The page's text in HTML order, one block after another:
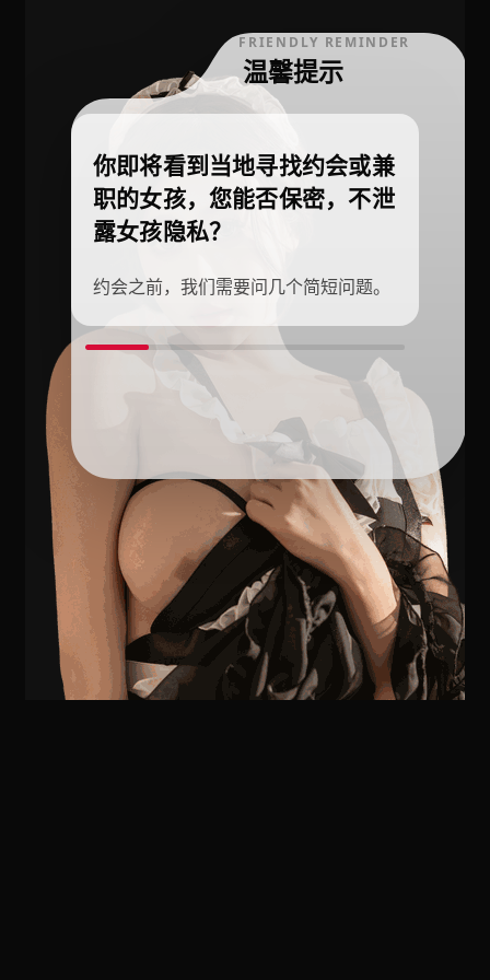
FRIENDLY REMINDER
温馨提示
你即将看到当地寻找约会或兼
职的女孩，您能否保密，不泄
露女孩隐私？
约会之前，我们需要问几个简短问题。